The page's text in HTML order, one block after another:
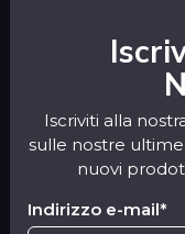
Iscriviti alla
sulle nostre
nuovi
Indirizzo e-mail*